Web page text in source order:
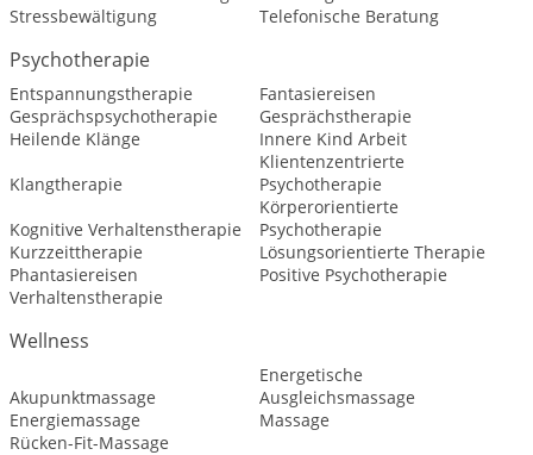
Stressbewältigung
Telefonische Beratung
Psychotherapie
Entspannungstherapie
Fantasiereisen
Gesprächspsychotherapie
Gesprächstherapie
Heilende Klänge
Innere Kind Arbeit
Klangtherapie
Klientenzentrierte
Psychotherapie
Kognitive Verhaltenstherapie
Körperorientierte
Psychotherapie
Kurzzeittherapie
Lösungsorientierte Therapie
Phantasiereisen
Positive Psychotherapie
Verhaltenstherapie
Wellness
Akupunktmassage
Energetische
Ausgleichsmassage
Energiemassage
Massage
Rücken-Fit-Massage